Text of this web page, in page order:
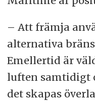
– Att främja
alternativa
Emellertid är
luften samtidigt
det skapas